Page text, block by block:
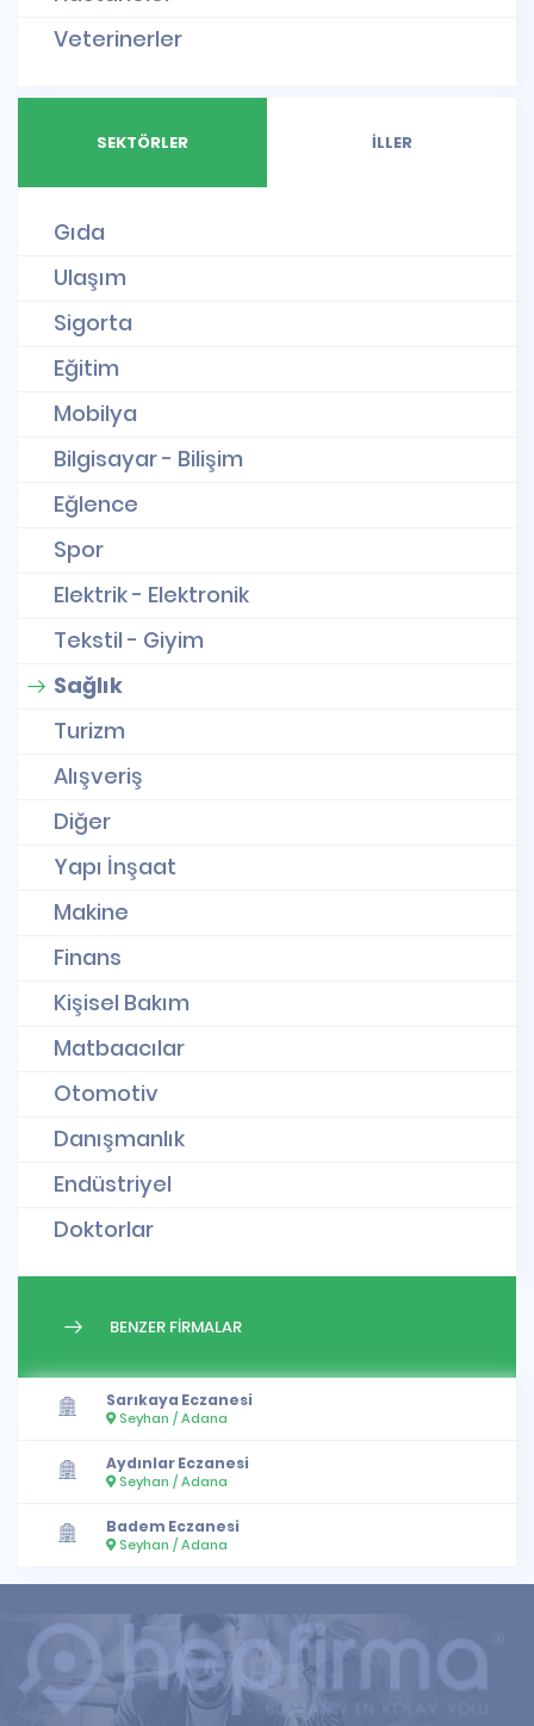
Veterinerler
SEKTÖRLER İLLER
Gıda
Ulaşım
Sigorta
Eğitim
Mobilya
Bilgisayar - Bilişim
Eğlence
Spor
Elektrik - Elektronik
Tekstil - Giyim
Sağlık
Turizm
Alışveriş
Diğer
Yapı İnşaat
Makine
Finans
Kişisel Bakım
Matbaacılar
Otomotiv
Danışmanlık
Endüstriyel
Doktorlar
BENZER FİRMALAR
Sarıkaya Eczanesi
Seyhan / Adana
Aydınlar Eczanesi
Seyhan / Adana
Badem Eczanesi
Seyhan / Adana